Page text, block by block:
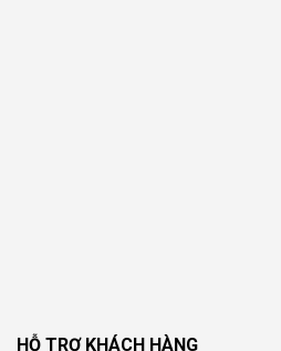
HỖ TRỢ KHÁCH HÀNG